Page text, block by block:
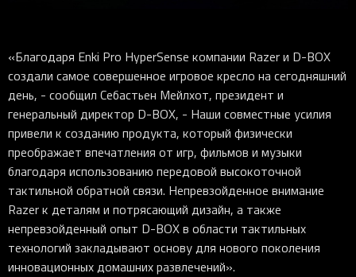
«Благодаря Enki Pro HyperSense компании Razer и D-BOX
создали самое совершенное игровое кресло на сегодняшний
день, - сообщил Себастьен Мейлхот, президент и
генеральный директор D-BOX, - Наши совместные усилия
привели к созданию продукта, который физически
преображает впечатления от игр, фильмов и музыки
благодаря использованию передовой высокоточной
тактильной обратной связи. Непревзойденное внимание
Razer к деталям и потрясающий дизайн, а также
непревзойденный опыт D-BOX в области тактильных
технологий закладывают основу для нового поколения
инновационных домашних развлечений».